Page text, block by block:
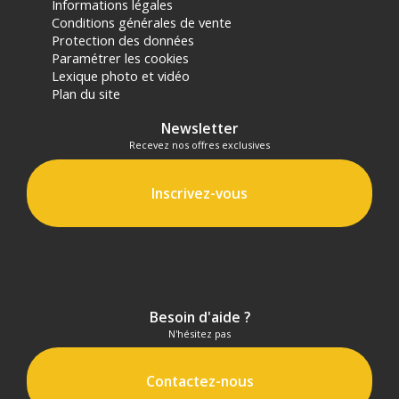
Format audio enregistré : WAV 48 kHz/24-bit
Temps d'enregistrement : 14 heures
Temps de recharge : <2 heures
Autonomie de l'émetteur : 7,5 heures
Poids de l'émetteur : 33g
Installation : Clip ceinture + clip magnétique
Ecran AMOLED : Oui
Temps de recharge : 2h
BOITIER DE CHARGEMENT
Dimensions : 115mm x 46mm x 63mm
Informations légales
Conditions générales de vente
Protection des données
Paramétrer les cookies
Lexique photo et vidéo
Plan du site
Newsletter
Recevez nos offres exclusives
Inscrivez-vous
Besoin d'aide ?
N'hésitez pas
Contactez-nous